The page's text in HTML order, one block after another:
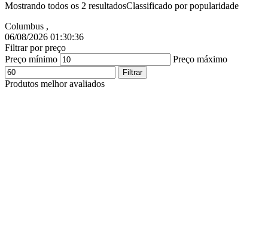
Mostrando todos os 2 resultadosClassificado por popularidade
Columbus ,
06/08/2026 01:30:37
Filtrar por preço
Preço mínimo
Preço máximo
Filtrar
Produtos melhor avaliados